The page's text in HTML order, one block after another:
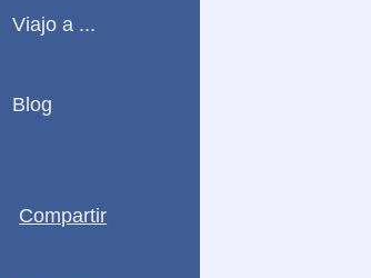
Viajo a ...
Blog
Compartir